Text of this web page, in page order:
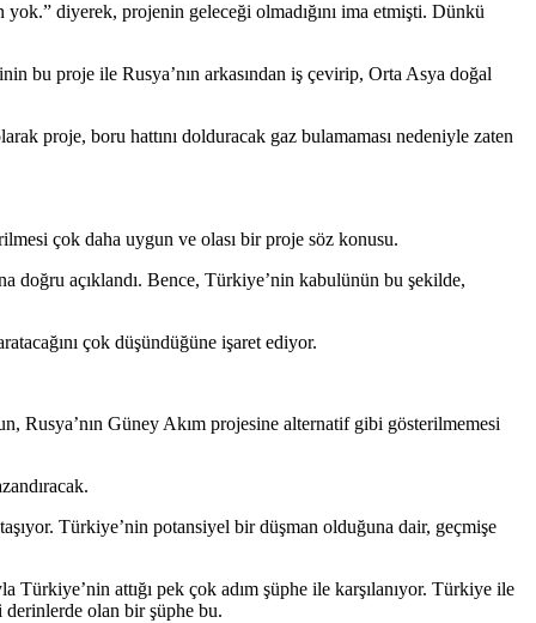
yok.” diyerek, projenin geleceği olmadığını ima etmişti. Dünkü
bu proje ile Rusya’nın arkasından iş çevirip, Orta Asya doğal
proje, boru hattını dolduracak gaz bulamaması nedeniyle zaten
çok daha uygun ve olası bir proje söz konusu.
doğru açıklandı. Bence, Türkiye’nin kabulünün bu şekilde,
çok düşündüğüne işaret ediyor.
Rusya’nın Güney Akım projesine alternatif gibi gösterilmemesi
Türkiye’nin potansiyel bir düşman olduğuna dair, geçmişe
Türkiye’nin attığı pek çok adım şüphe ile karşılanıyor. Türkiye ile
olan bir şüphe bu.